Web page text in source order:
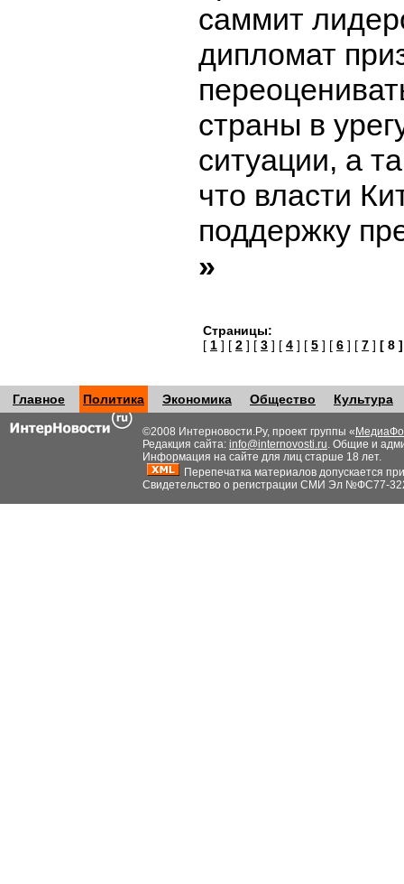
саммит
дипломат
страны в
ситуации, а
что власти
поддержку
»
Страницы:
[ 1 ] [ 2 ] [ 3 ] [ 4 ] [ 5 ] [ 6 ] [ 7 ] [ 8 ]
Главное Политика Экономика Общество Культура
©2008 Интерновости.Ру, проект группы «
Редакция сайта: info@internovosti.ru. Общие и
Информация на сайте для лиц старше 18 лет.
Перепечатка материалов допускается
Свидетельство о регистрации СМИ Эл №ФС77-